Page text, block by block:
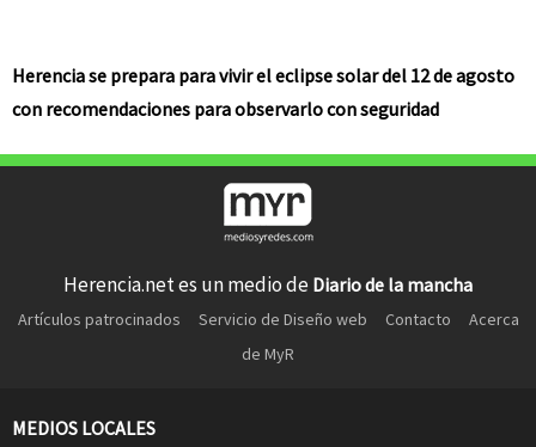
Herencia se prepara para vivir el eclipse solar del 12 de agosto
con recomendaciones para observarlo con seguridad
Herencia.net es un medio de Diario de la mancha
Artículos patrocinados Servicio de Diseño web Contacto
Acerca
de MyR
MEDIOS LOCALES